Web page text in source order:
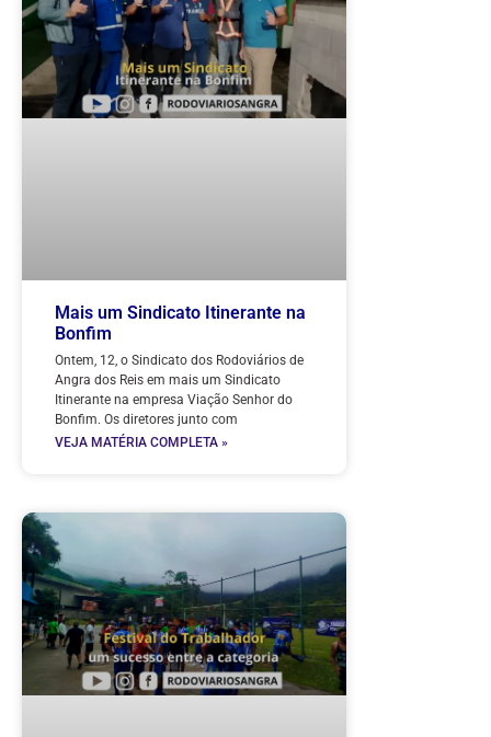
Mais um Sindicato Itinerante na
Bonfim
Ontem, 12, o Sindicato dos Rodoviários de
Angra dos Reis em mais um Sindicato
Itinerante na empresa Viação Senhor do
Bonfim. Os diretores junto com
VEJA MATÉRIA COMPLETA »